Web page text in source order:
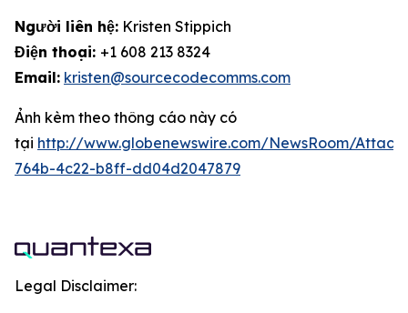
Người liên hệ: Kristen Stippich
Điện thoại: +1 608 213 8324
Email: kristen@sourcecodecomms.com
Ảnh kèm theo thông cáo này có
tại http://www.globenewswire.com/NewsRoom/
764b-4c22-b8ff-dd04d2047879
Legal Disclaimer: